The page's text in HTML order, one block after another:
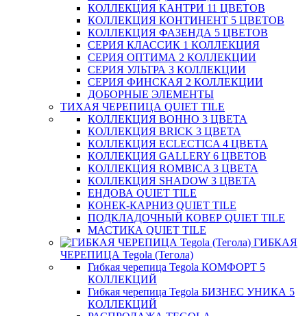
КОЛЛЕКЦИЯ КАНТРИ 11 ЦВЕТОВ
КОЛЛЕКЦИЯ КОНТИНЕНТ 5 ЦВЕТОВ
КОЛЛЕКЦИЯ ФАЗЕНДА 5 ЦВЕТОВ
СЕРИЯ КЛАССИК 1 КОЛЛЕКЦИЯ
СЕРИЯ ОПТИМА 2 КОЛЛЕКЦИИ
СЕРИЯ УЛЬТРА 3 КОЛЛЕКЦИИ
СЕРИЯ ФИНСКАЯ 2 КОЛЛЕКЦИИ
ДОБОРНЫЕ ЭЛЕМЕНТЫ
ТИХАЯ ЧЕРЕПИЦА QUIET TILE
КОЛЛЕКЦИЯ BOHHO 3 ЦВЕТА
КОЛЛЕКЦИЯ BRICK 3 ЦВЕТА
КОЛЛЕКЦИЯ ECLECTICA 4 ЦВЕТА
КОЛЛЕКЦИЯ GALLERY 6 ЦВЕТОВ
КОЛЛЕКЦИЯ ROMBICA 3 ЦВЕТА
КОЛЛЕКЦИЯ SHADOW 3 ЦВЕТА
ЕНДОВА QUIET TILE
КОНЕК-КАРНИЗ QUIET TILE
ПОДКЛАДОЧНЫЙ КОВЕР QUIET TILE
МАСТИКА QUIET TILE
ГИБКАЯ
ЧЕРЕПИЦА Tegola (Тегола)
Гибкая черепица Tegola КОМФОРТ 5
КОЛЛЕКЦИЙ
Гибкая черепица Tegola БИЗНЕС УНИКА 5
КОЛЛЕКЦИЙ